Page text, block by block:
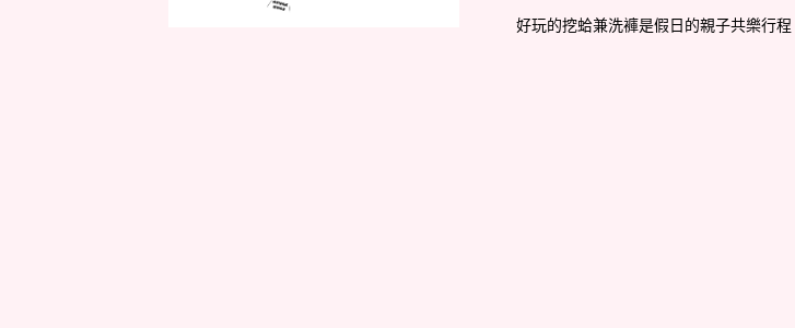
好玩的挖蛤兼洗褲是假日的親子共樂行程